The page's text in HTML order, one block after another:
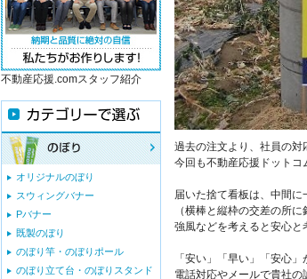
過去の注文より、社員の
今回も不動産応援ドットコ
届いた捨て看板は、中間
（横棒と縦枠の交差の所
強風などを考えると安心と
「安い」「早い」「安心」
電話対応やメールで貴社の
不動産応援.comスタッフ紹介
オリジナルのぼり
スウィングバナー
Pバナー
既製のぼり
のぼり竿・のぼりポール
のぼり立て台・のぼりスタンド